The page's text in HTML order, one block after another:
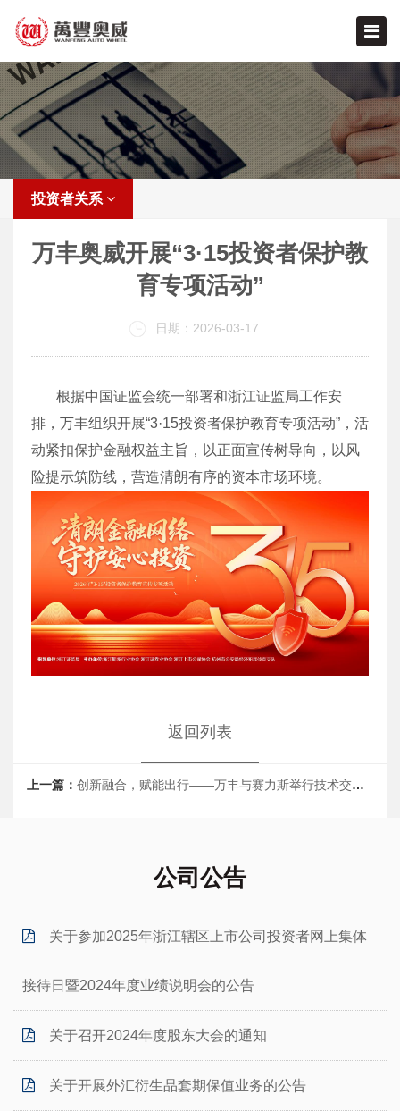
投资者关系
万丰奥威开展“3·15投资者保护教
育专项活动”
日期：2026-03-17
根据中国证监会统一部署和浙江证监局工作安
排，万丰组织开展“3·15投资者保护教育专项活动”，活
动紧扣保护金融权益主旨，以正面宣传树导向，以风
险提示筑防线，营造清朗有序的资本市场环境。
返回列表
上一篇： 创新融合，赋能出行——万丰与赛力斯举行技术交流日活动
公司公告
关于参加2025年浙江辖区上市公司投资者网上集体
接待日暨2024年度业绩说明会的公告
关于召开2024年度股东大会的通知
关于开展外汇衍生品套期保值业务的公告